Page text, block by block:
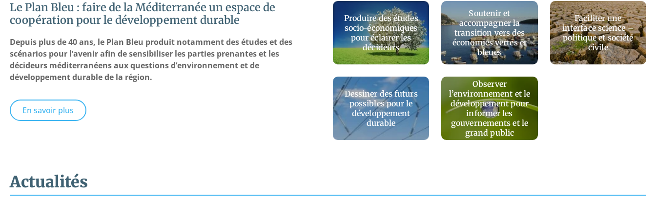
Le Plan Bleu : faire de la Méditerranée un espace de
coopération pour le développement durable
Depuis plus de 40 ans, le Plan Bleu produit notamment des études et des
scénarios pour l’avenir afin de sensibiliser les parties prenantes et les
décideurs méditerranéens aux questions d’environnement et de
développement durable de la région.
En savoir plus
Produire des études
socio-économiques
pour éclairer les
décideurs
Soutenir et
accompagner la
transition vers des
économies vertes et
bleues
Faciliter une
interface science –
politique et société
civile
Dessiner des futurs
possibles pour le
développement
durable
Observer
l’environnement et le
développement pour
informer les
gouvernements et le
grand public
Actualités